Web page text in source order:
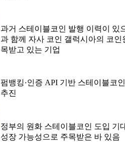
과거 스테이블코인 발행 이력이 있
과 함께 자사 코인 갤럭시아의 코인
목받고 있는 기업
펌뱅킹·인증 API 기반 스테이블코
추진
정부의 원화 스테이블코인 도입 기
성장 가능성으로 주목받은 바 있음